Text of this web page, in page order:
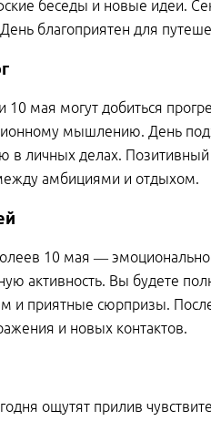
беседы и новые идеи.
благоприятен для
10 мая могут добиться
мышлению. День
в личных делах.
амбициями и отдыхом.
10 мая — эмоционально
активность. Вы будете
и приятные сюрпризы.
и новых контактов.
ощутят прилив